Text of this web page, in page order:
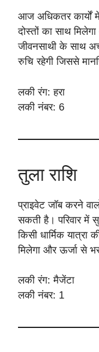
आज अधिकतर कार्यों
दोस्तों का साथ
जीवनसाथी के साथ
रुचि रहेगी जिससे
लकी रंग: हरा
लकी नंबर: 6
तुला राशि
प्राइवेट जॉब करने
सकती है। परिवार में
किसी धार्मिक यात्रा
मिलेगा और ऊर्जा से
लकी रंग: मैजेंटा
लकी नंबर: 1